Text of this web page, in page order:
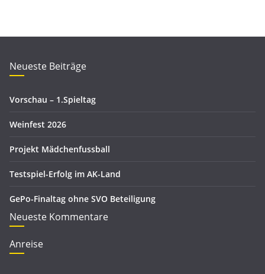
h
v
r
i
n
Neueste Beiträge
Vorschau – 1.Spieltag
Weinfest 2026
Projekt Mädchenfussball
Testspiel-Erfolg im AK-Land
GePo-Finaltag ohne SVO Beteiligung
Neueste Kommentare
Anreise